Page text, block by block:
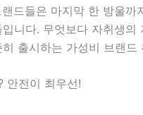
랜드들은 마지막 한 방울
니다. 무엇보다 자취생의
출시하는 가성비 브랜드
안전이 최우선!